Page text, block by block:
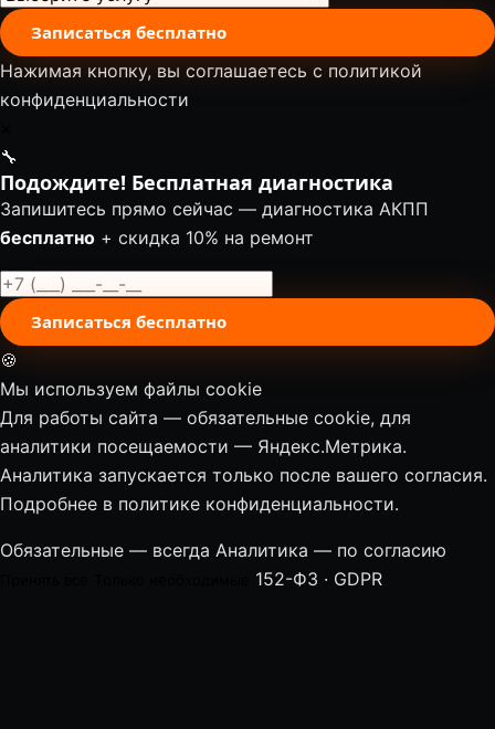
Записаться бесплатно
Нажимая кнопку, вы соглашаетесь с политикой
конфиденциальности
🔧
Подождите! Бесплатная диагностика
Запишитесь прямо сейчас — диагностика АКПП
бесплатно + скидка 10% на ремонт
Записаться бесплатно
🍪
Мы используем файлы cookie
Для работы сайта — обязательные cookie, для
аналитики посещаемости — Яндекс.Метрика.
Аналитика запускается только после вашего согласия.
Подробнее в политике конфиденциальности.
Обязательные — всегда Аналитика — по согласию
152-ФЗ · GDPR